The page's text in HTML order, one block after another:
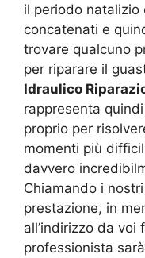
il periodo
concatenati e
trovare qualcuno
per riparare il
Idraulico
rappresenta
proprio per
momenti più
davvero
Chiamando i
prestazione, in
all’indirizzo da
professionista